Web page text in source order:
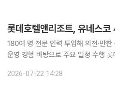
롯데호텔앤리조트, 유네스
180여 명 전문 인력 투입해 의전·만
운영 경험 바탕으로 주요 일정 수행 롯데호텔앤리조트가 최근 부산에서 개막한 ‘제48차 유네스코
엘 부산은 행사 기간 주요 만찬을 담
2026-07-22 14:28